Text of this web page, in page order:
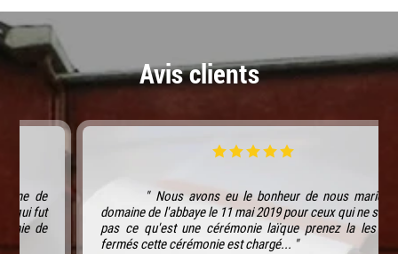
Avis clients
" Nous avons eu le bonheur de nous marier au
domaine de l'abbaye le 11 mai 2019 pour ceux qui ne savent
pas ce qu'est une cérémonie laïque prenez la les yeux
fermés cette cérémonie est chargé... "